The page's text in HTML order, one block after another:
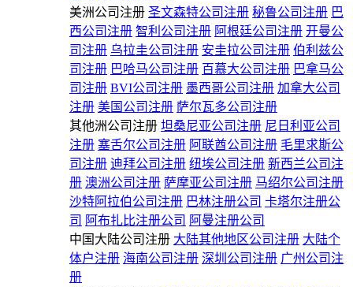
美洲公司注册 圣文森特公司注册 秘鲁公司注册 巴
西公司注册 智利公司注册 阿根廷公司注册 开曼公
司注册 乌拉圭公司注册 安圭拉公司注册 伯利兹公
司注册 巴哈马公司注册 百慕大公司注册 巴拿马公
司注册 BVI公司注册 墨西哥公司注册 加拿大公司
注册 美国公司注册 萨尔瓦多公司注册
其他洲公司注册 坦桑尼亚公司注册 尼日利亚公司
注册 塞舌尔公司注册 阿联酋公司注册 毛里求斯公
司注册 迪拜公司注册 纽埃公司注册 新西兰公司注
册 澳洲公司注册 萨摩亚公司注册 马绍尔公司注册
沙特阿拉伯公司注册 巴林注册公司 卡塔尔注册公
司 阿布扎比注册公司 阿曼注册公司
中国大陆公司注册 大陆其他地区公司注册 大陆个
体户注册 海南公司注册 深圳公司注册 广州公司注
册